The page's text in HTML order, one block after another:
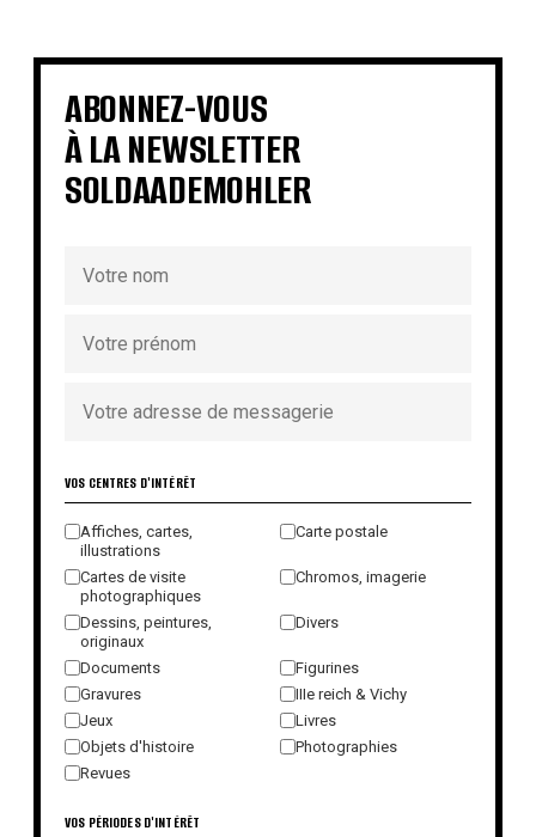
€ €
€ €
€ €
ABONNEZ-VOUS
À LA NEWSLETTER
SOLDAADEMOHLER
VOS CENTRES D'INTÉRÊT
Affiches, cartes,
illustrations
Carte postale
Cartes de visite
photographiques
Chromos, imagerie
Dessins, peintures,
originaux
Divers
Documents
Figurines
Gravures
IIIe reich & Vichy
Jeux
Livres
Objets d'histoire
Photographies
Revues
VOS PÉRIODES D'INTÉRÊT